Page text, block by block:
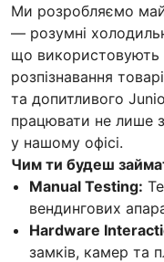
Ми розробляємо
— розумні
що використовують
розпізнавання
та допитливого
працювати не лише
у нашому офісі.
Чим ти будеш
Manual Testing:
вендингових
Hardware
замків, камер та